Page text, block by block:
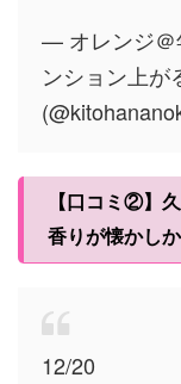
— オレンジ＠
ンション上が
【口コミ②】
香りが懐かし
12/20